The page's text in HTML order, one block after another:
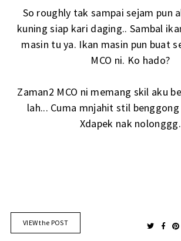
So roughly tak sampai sejam pun
kuning siap kari daging.. Sambal
masin tu ya. Ikan masin pun buat
MCO ni. Ko hado?
Zaman2 MCO ni memang skil aku
lah... Cuma mnjahit stil
Xdapek nak nolonggg.
VIEW the POST